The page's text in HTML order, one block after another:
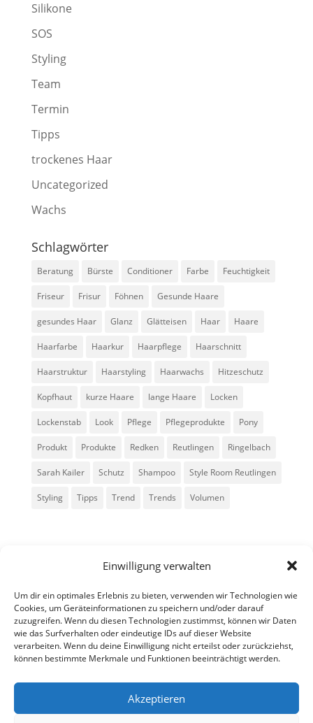
Einwilligung verwalten
Um dir ein optimales Erlebnis zu bieten, verwenden wir Technologien wie
Cookies, um Geräteinformationen zu speichern und/oder darauf
zuzugreifen. Wenn du diesen Technologien zustimmst, können wir Daten
wie das Surfverhalten oder eindeutige IDs auf dieser Website
verarbeiten. Wenn du deine Einwilligung nicht erteilst oder zurückziehst,
können bestimmte Merkmale und Funktionen beeinträchtigt werden.
Akzeptieren
Silikone
SOS
Styling
Team
Termin
Tipps
trockenes Haar
Uncategorized
Wachs
Schlagwörter
Beratung Bürste Conditioner Farbe Feuchtigkeit
Friseur Frisur Föhnen Gesunde Haare
gesundes Haar Glanz Glätteisen Haar Haare
Haarfarbe Haarkur Haarpflege Haarschnitt
Haarstruktur Haarstyling Haarwachs Hitzeschutz
Kopfhaut kurze Haare lange Haare Locken
Lockenstab Look Pflege Pflegeprodukte Pony
Produkt Produkte Redken Reutlingen Ringelbach
Sarah Kailer Schutz Shampoo Style Room Reutlingen
Styling Tipps Trend Trends Volumen
Alle Rechte vorbehalten - Sarah Kailer